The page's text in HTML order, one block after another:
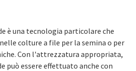
è una tecnologia particolare che
colture a file per la semina o per
Con l'attrezzatura appropriata,
può essere effettuato anche con